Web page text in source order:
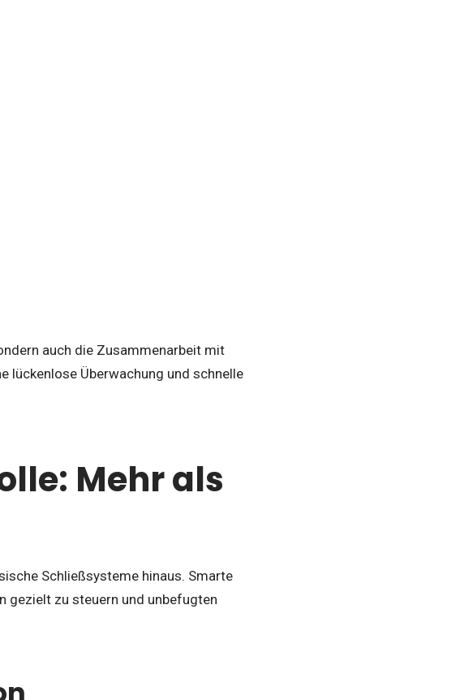
auch die Zusammenarbeit mit
lückenlose Überwachung und schnelle
Mehr als
Schließsysteme hinaus. Smarte
gezielt zu steuern und unbefugten